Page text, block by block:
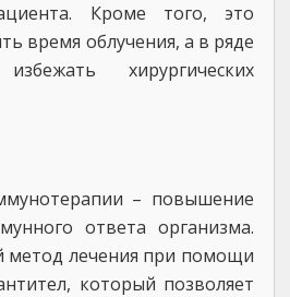
Кроме того, это
время облучения, а в ряде
хирургических
– повышение
ответа организма.
метод лечения при помощи
который позволяет